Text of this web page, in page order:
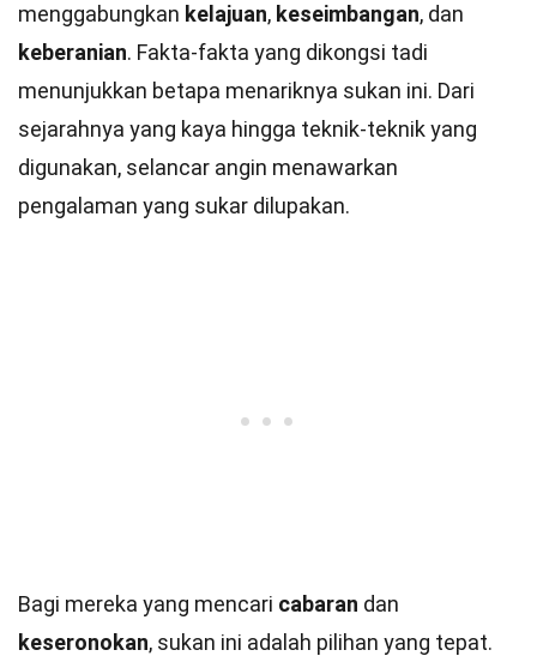
menggabungkan kelajuan, keseimbangan, dan
keberanian. Fakta-fakta yang dikongsi tadi
menunjukkan betapa menariknya sukan ini. Dari
sejarahnya yang kaya hingga teknik-teknik yang
digunakan, selancar angin menawarkan
pengalaman yang sukar dilupakan.
Bagi mereka yang mencari cabaran dan
keseronokan, sukan ini adalah pilihan yang tepat.